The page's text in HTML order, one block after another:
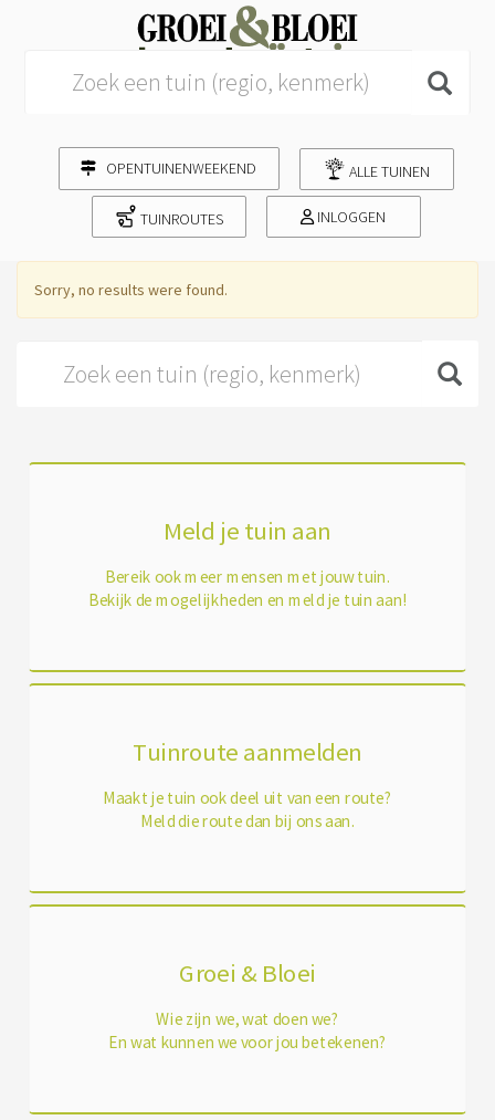
OPENTUINENWEEKEND ALLE TUINEN
TUINROUTES INLOGGEN
Sorry, no results were found.
Meld je tuin aan
Bereik ook meer mensen met jouw tuin.
Bekijk de mogelijkheden en meld je tuin aan!
Tuinroute aanmelden
Maakt je tuin ook deel uit van een route?
Meld die route dan bij ons aan.
Groei & Bloei
Wie zijn we, wat doen we?
En wat kunnen we voor jou betekenen?